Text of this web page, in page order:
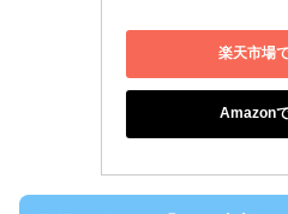
楽天市場
Amazon